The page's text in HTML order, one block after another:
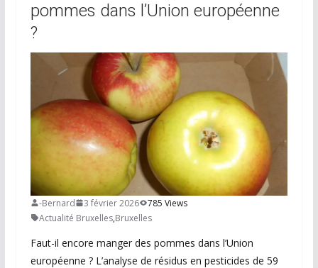
pommes dans l’Union européenne
?
-Bernard 3 février 2026
785 Views
Actualité Bruxelles,Bruxelles
Faut-il encore manger des pommes dans l’Union
européenne ? L’analyse de résidus en pesticides de 59